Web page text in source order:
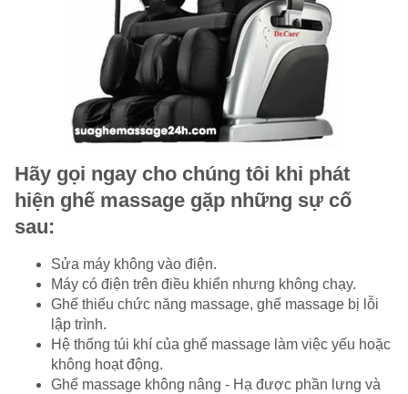
Hãy gọi ngay cho chúng tôi khi phát
hiện ghế massage gặp những sự cố
sau:
Sửa máy không vào điện.
Máy có điện trên điều khiển nhưng không chạy.
Ghế thiếu chức năng massage, ghế massage bị lỗi
lập trình.
Hệ thống túi khí của ghế massage làm việc yếu hoặc
không hoạt động.
Ghế massage không nâng - Hạ được phần lưng và